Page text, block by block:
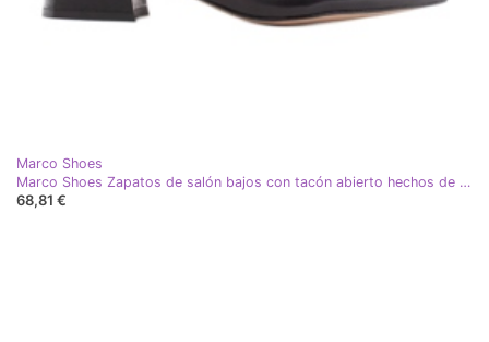
Marco Shoes
Marco Shoes Zapatos de salón bajos con tacón abierto hechos de delicada piel natural blanco negro
68,81 €